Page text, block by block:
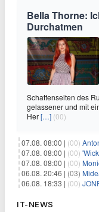
Bella Thorne:
Durchatmen
Schattenseiten des
gelassener und mit
Her[…] (00)
07.08. 08:00 | (00)
07.08. 08:00 | (00)
07.08. 08:00 | (00)
06.08. 20:46 | (03) Midea
06.08. 18:33 | (00)
IT-NEWS